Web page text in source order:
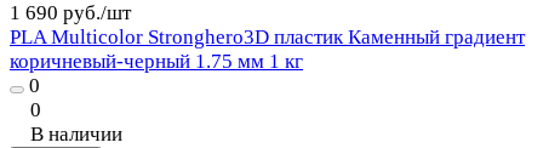
1 690 руб./шт
PLA Multicolor Stronghero3D пластик Каменный градиент
коричневый-черный 1.75 мм 1 кг
0
0
В наличии